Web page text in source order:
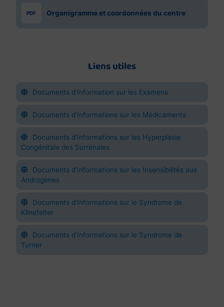
PDF Organigramme et coordonnées du centre
Liens utiles
Documents d’Information sur les Examens
Documents d’Informations sur les Médicaments
Documents d’Informations sur les Hyperplasie
Congénitale des Surrénales
Documents d’Informations sur les Insensibilités aux
Androgènes
Documents d’Informations sur le Syndrome de
Klinefelter
Documents d’Informations sur le Syndrome de
Turner